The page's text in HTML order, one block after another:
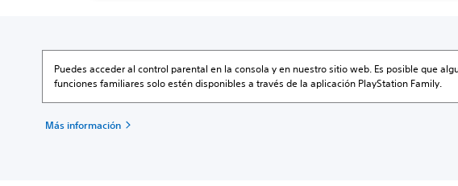
Puedes acceder al control parental en la consola y en nuestro sitio web. Es posible que
funciones familiares solo estén disponibles a través de la aplicación PlayStation Family.
Más información